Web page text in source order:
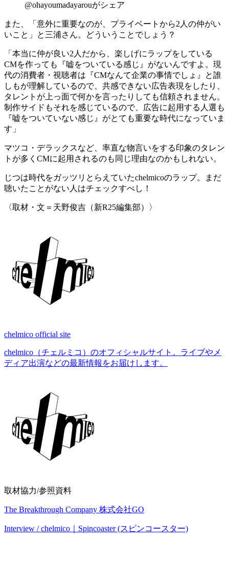
@ohayoumadayarouがシェア
また、「意外に重要なのが、 プライベートから2人の仲がい
いこと 」と三浦さん。どういうことでしょう？
「本当に仲が良い2人だから、楽しげにラップをしている
CMを作っても
『嘘をついている感じ』がないんですよ。現
代の消費者・視聴者は『CMなんて企業の事情でしょ』と誰
しもが理解しているので、共感できない広告表現をしたり、
タレントが上っ面で何かを言ったりしても信頼されません。
制作サイドもそれを感じているので、
広告に起用する人選も
『嘘をついていない感じ』がとても重要な時代になっていま
す 」
マツコ・デラックスなど、率直な物言いをする印象のタレン
トが多くCMに起用されるのも同じ理由なのかもしれない。
じつは時代をガッツリとらえていたchelmicoのラップ。まだ
聴いたことがない人はチェックすべし！
〈取材・文＝天野俊吉（新R25編集部）〉
chelmico official site
chelmico（チェルミコ）のオフィシャルサイト。ライブやメ
ディア出演などの最新情報をお届けします。
取材協力/参照資料
The Breakthrough Company 株式会社GO
Interview / chelmico｜Spincoaster (スピンコースター)